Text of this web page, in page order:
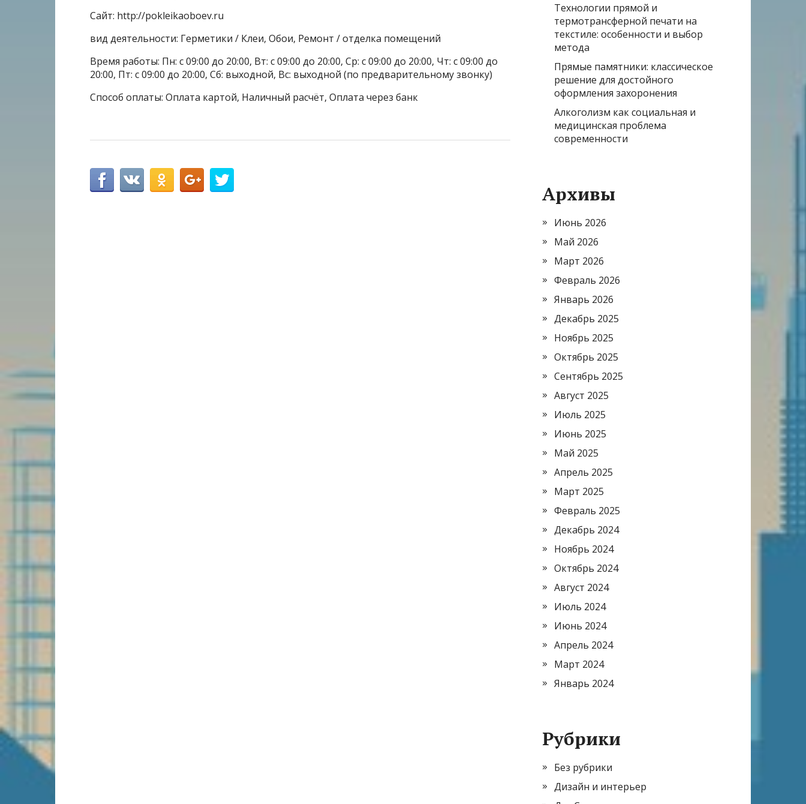
Сайт: http://pokleikaoboev.ru
вид деятельности: Герметики / Клеи, Обои, Ремонт / отделка помещений
Время работы: Пн: с 09:00 до 20:00, Вт: с 09:00 до 20:00, Ср: с 09:00 до 20:00, Чт: с 09:00 до
20:00, Пт: с 09:00 до 20:00, Сб: выходной, Вс: выходной (по предварительному звонку)
Способ оплаты: Оплата картой, Наличный расчёт, Оплата через банк
Технологии прямой и
термотрансферной печати на
текстиле: особенности и выбор
метода
Прямые памятники: классическое
решение для достойного
оформления захоронения
Алкоголизм как социальная и
медицинская проблема
современности
Архивы
Июнь 2026
Май 2026
Март 2026
Февраль 2026
Январь 2026
Декабрь 2025
Ноябрь 2025
Октябрь 2025
Сентябрь 2025
Август 2025
Июль 2025
Июнь 2025
Май 2025
Апрель 2025
Март 2025
Февраль 2025
Декабрь 2024
Ноябрь 2024
Октябрь 2024
Август 2024
Июль 2024
Июнь 2024
Апрель 2024
Март 2024
Январь 2024
Рубрики
Без рубрики
Дизайн и интерьер